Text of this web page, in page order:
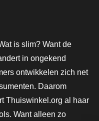
is slim? Want de
in ongekend
ontwikkelen zich net
Daarom
Thuiswinkel.org al haar
Want alleen zo